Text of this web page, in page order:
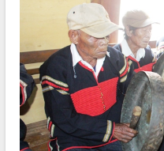
quan Đảng, Nhà nước
Lễ phát động chuỗi hoạt động chung
tay làm sạch môi trường
Xã Ea Kar bước chuyển mình trong
công tác cải cách hành chính mô hình
mới
UBND tỉnh họp báo định kỳ tháng 4
năm 2026